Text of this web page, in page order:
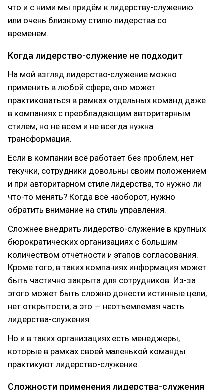
что и с ними мы придём к лидерству-служению
или очень близкому стилю лидерства со
временем.
Когда лидерство-служение не подходит
На мой взгляд лидерство-служение можно
применить в любой сфере, оно может
практиковаться в рамках отдельных команд даже
в компаниях с преобладающим авторитарным
стилем, но не всем и не всегда нужна
трансформация.
Если в компании всё работает без проблем, нет
текучки, сотрудники довольны своим положением
и при авторитарном стиле лидерства, то нужно ли
что-то менять? Когда всё наоборот, нужно
обратить внимание на стиль управления.
Сложнее внедрить лидерство-служение в крупных
бюрократических организациях с большим
количеством отчётности и этапов согласования.
Кроме того, в таких компаниях информация может
быть частично закрыта для сотрудников. Из-за
этого может быть сложно донести истинные цели,
нет открытости, а это — неотъемлемая часть
лидерства-служения.
Но и в таких организациях есть менеджеры,
которые в рамках своей маленькой команды
практикуют лидерство-служение.
Сложности применения лидерства-служения